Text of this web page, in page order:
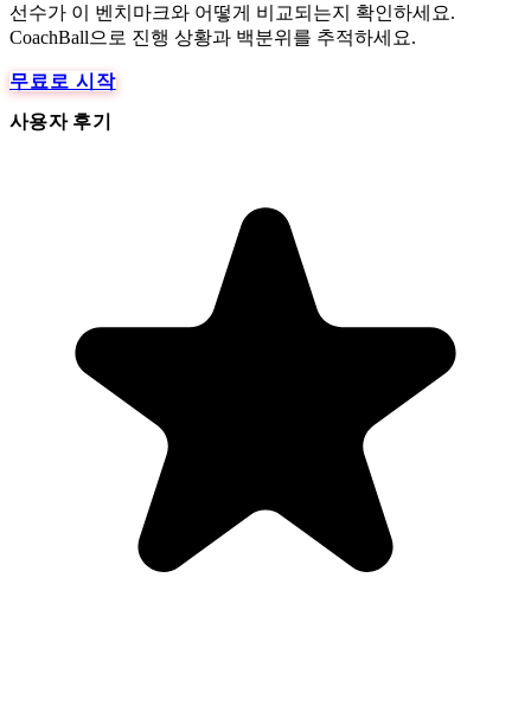
선수가 이 벤치마크와 어떻게 비교되는지 확인하세요.
CoachBall으로 진행 상황과 백분위를 추적하세요.
무료로 시작
사용자 후기